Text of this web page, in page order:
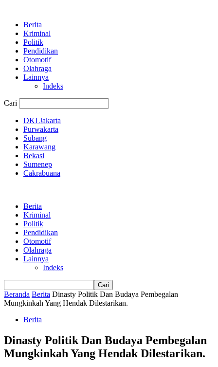
Berita
Kriminal
Politik
Pendidikan
Otomotif
Olahraga
Lainnya
Indeks
Cari
DKI Jakarta
Purwakarta
Subang
Karawang
Bekasi
Sumenep
Cakrabuana
Berita
Kriminal
Politik
Pendidikan
Otomotif
Olahraga
Lainnya
Indeks
Beranda Berita Dinasty Politik Dan Budaya Pembegalan
Mungkinkah Yang Hendak Dilestarikan.
Berita
Dinasty Politik Dan Budaya Pembegalan
Mungkinkah Yang Hendak Dilestarikan.